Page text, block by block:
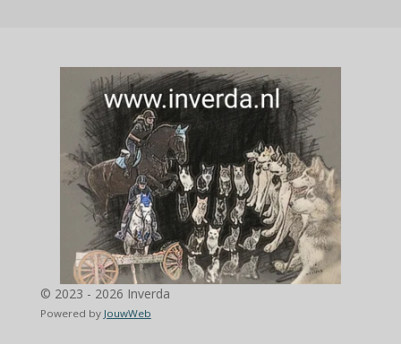
© 2023 - 2026 Inverda
Powered by JouwWeb